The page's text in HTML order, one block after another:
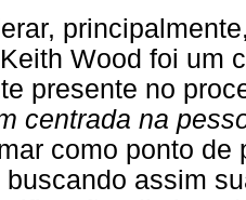
Wood foi um
presente no
centrada na
como ponto
buscando assim